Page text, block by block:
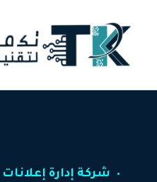
شركة إدارة